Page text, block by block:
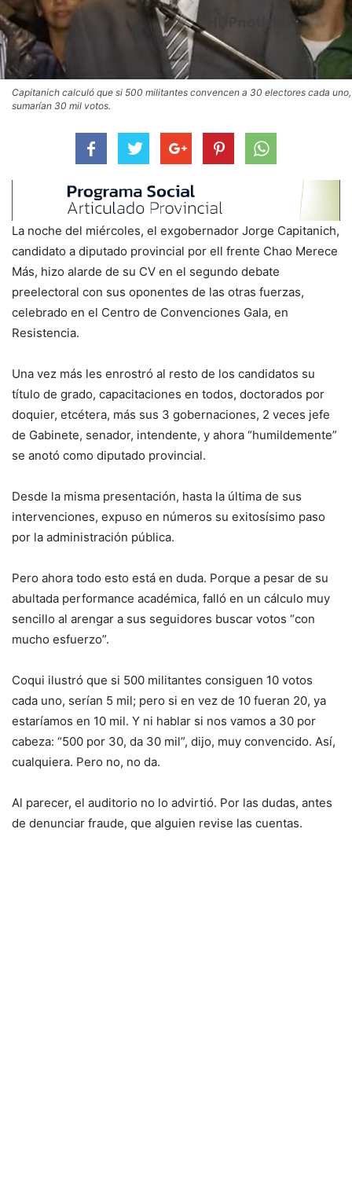
Capitanich calculó que si 500 militantes convencen a 30 electores cada uno,
sumarían 30 mil votos.
La noche del miércoles, el exgobernador Jorge Capitanich,
candidato a diputado provincial por ell frente Chao Merece
Más, hizo alarde de su CV en el segundo debate
preelectoral con sus oponentes de las otras fuerzas,
celebrado en el Centro de Convenciones Gala, en
Resistencia.
Una vez más les enrostró al resto de los candidatos su
título de grado, capacitaciones en todos, doctorados por
doquier, etcétera, más sus 3 gobernaciones, 2 veces jefe
de Gabinete, senador, intendente, y ahora “humildemente”
se anotó como diputado provincial.
Desde la misma presentación, hasta la última de sus
intervenciones, expuso en números su exitosísimo paso
por la administración pública.
Pero ahora todo esto está en duda. Porque a pesar de su
abultada performance académica, falló en un cálculo muy
sencillo al arengar a sus seguidores buscar votos “con
mucho esfuerzo”.
Coqui ilustró que si 500 militantes consiguen 10 votos
cada uno, serían 5 mil; pero si en vez de 10 fueran 20, ya
estaríamos en 10 mil. Y ni hablar si nos vamos a 30 por
cabeza: “500 por 30, da 30 mil”, dijo, muy convencido. Así,
cualquiera. Pero no, no da.
Al parecer, el auditorio no lo advirtió. Por las dudas, antes
de denunciar fraude, que alguien revise las cuentas.